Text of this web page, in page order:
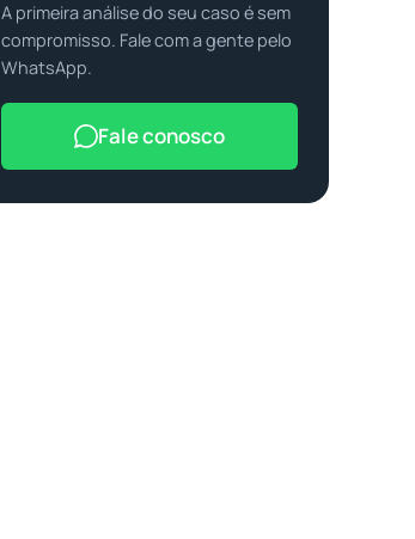
A primeira análise do seu caso é sem
compromisso. Fale com a gente pelo
WhatsApp.
Fale conosco